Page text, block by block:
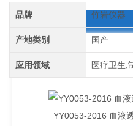
品牌 竹岩仪器
产地类别 国产
应用领域 医疗卫生,
YY0053-2016 血液